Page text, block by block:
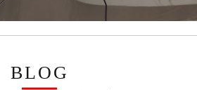
BLOG